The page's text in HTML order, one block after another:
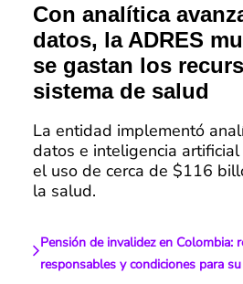
Con analítica
datos, la ADRES
se gastan los
sistema de salud
La entidad implementó
datos e inteligencia
el uso de cerca de $116
la salud.
Pensión de invalidez en Colombia:
responsables y condiciones para